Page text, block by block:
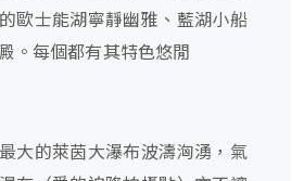
歐士能湖寧靜幽雅、藍湖小船
。每個都有其特色悠閒
大的萊茵大瀑布波濤洶湧，氣